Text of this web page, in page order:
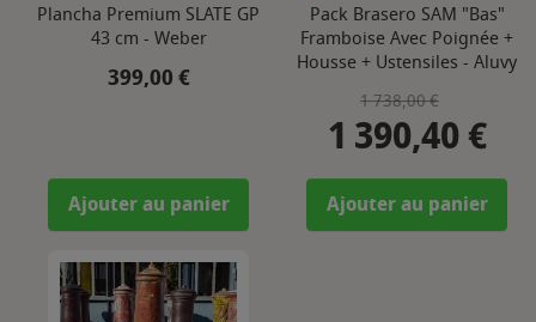
Plancha Premium SLATE GP
43 cm - Weber
Prix
399,00 €
Ajouter au panier
Pack Brasero SAM "Bas"
Framboise Avec Poignée +
Housse + Ustensiles - Aluvy
Prix de base
1 738,00 €
1 390,40 €
Ajouter au panier